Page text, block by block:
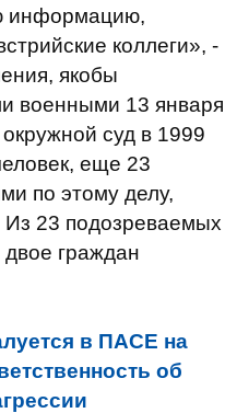
информацию,
коллеги», -
якобы
военными 13 января
суд в 1999
еще 23
по этому делу,
Из 23 подозреваемых
граждан
в ПАСЕ на
об